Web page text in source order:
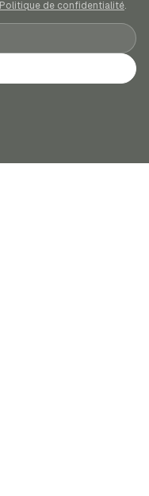
Politique de confidentialité.